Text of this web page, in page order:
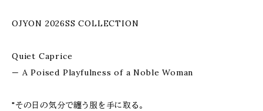
OJYON 2026SS COLLECTION
Quiet Caprice
— A Poised Playfulness of a Noble Woman
"その日の気分で纏う服を手に取る。